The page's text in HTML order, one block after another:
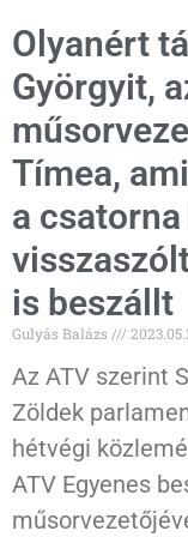
Olyanért
Györgyit,
Tímea,
a
is beszállt
Gulyás Balázs
Az ATV szerint
Zöldek
hétvégi
ATV Egyenes